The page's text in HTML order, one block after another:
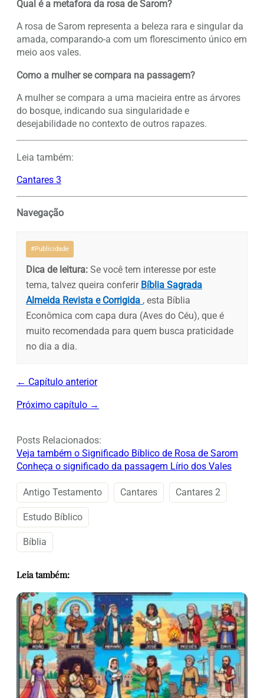
Qual é a metafora da rosa de Sarom?
A rosa de Sarom representa a beleza rara e singular da
amada, comparando-a com um florescimento único em
meio aos vales.
Como a mulher se compara na passagem?
A mulher se compara a uma macieira entre as árvores
do bosque, indicando sua singularidade e
desejabilidade no contexto de outros rapazes.
Leia também:
Cantares 3
Navegação
#Publicidade
Dica de leitura: Se você tem interesse por este
tema, talvez queira conferir Bíblia Sagrada
Almeida Revista e Corrigida , esta Bíblia
Econômica com capa dura (Aves do Céu), que é
muito recomendada para quem busca praticidade
no dia a dia.
← Capítulo anterior
Próximo capítulo →
Posts Relacionados:
Veja também o Significado Bíblico de Rosa de Sarom
Conheça o significado da passagem Lírio dos Vales
Antigo Testamento Cantares Cantares 2
Estudo Bíblico
Bíblia
Leia também: